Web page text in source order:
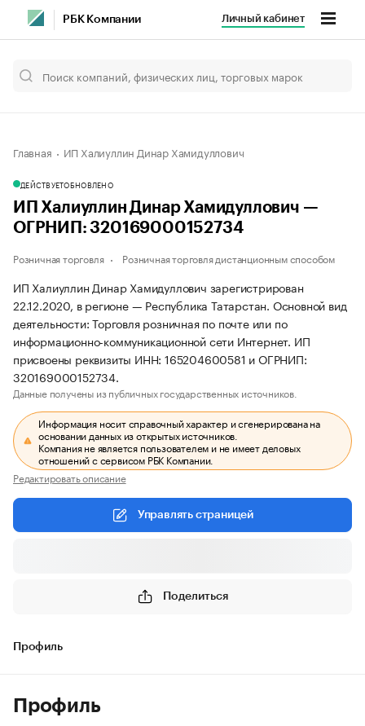
РБК Компании Личный кабинет
Главная ИП Халиуллин Динар Хамидуллович
ДЕЙСТВУЕТОБНОВЛЕНО
ИП Халиуллин Динар Хамидуллович —
ОГРНИП: 320169000152734
Розничная торговля Розничная торговля дистанционным способом
ИП Халиуллин Динар Хамидуллович зарегистрирован
22.12.2020, в регионе — Республика Татарстан. Основной вид
деятельности: Торговля розничная по почте или по
информационно-коммуникационной сети Интернет. ИП
присвоены реквизиты ИНН: 165204600581 и ОГРНИП:
320169000152734.
Данные получены из публичных государственных источников.
Информация носит справочный характер и сгенерирована на
основании данных из открытых источников.
Компания не является пользователем и не имеет деловых
отношений с сервисом РБК Компании.
Редактировать описание
Управлять страницей
Поделиться
Профиль
Профиль